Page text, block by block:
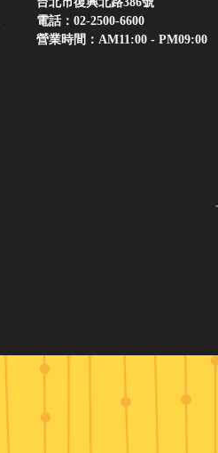
電話：02-2500-6600
營業時間：AM11:00 - PM09:00